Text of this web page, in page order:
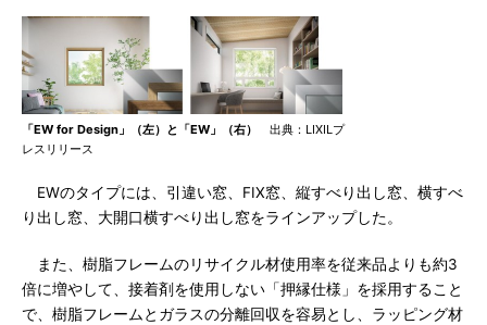
「EW for Design」（左）と「EW」（右）
出典：LIXILプ
レスリリース
EWのタイプには、引違い窓、FIX窓、縦すべり出し窓、横すべ
り出し窓、大開口横すべり出し窓をラインアップした。
また、樹脂フレームのリサイクル材使用率を従来品よりも約3
倍に増やして、接着剤を使用しない「押縁仕様」を採用すること
で、樹脂フレームとガラスの分離回収を容易とし、ラッピング材